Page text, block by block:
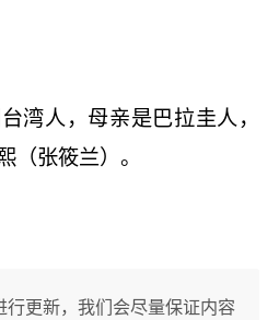
湾人，母亲是巴拉圭人，
（张筱兰）。
更新，我们会尽量保证内容